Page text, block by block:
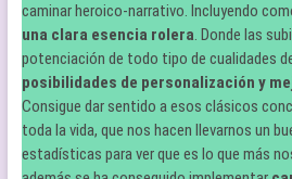
caminar heroico-narrativo. Incluyendo
una clara esencia rolera. Donde las
potenciación de todo tipo de cualidades
posibilidades de personalización y
Consigue dar sentido a esos clásicos
toda la vida, que nos hacen llevarnos un
estadísticas para ver que es lo que más